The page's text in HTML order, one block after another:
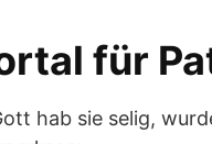
für
hab sie selig,